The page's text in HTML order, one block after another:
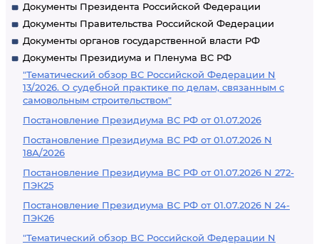
Документы Президента Российской Федерации
Документы Правительства Российской Федерации
Документы органов государственной власти РФ
Документы Президиума и Пленума ВС РФ
"Тематический обзор ВС Российской Федерации N
13/2026. О судебной практике по делам, связанным с
самовольным строительством"
Постановление Президиума ВС РФ от 01.07.2026
Постановление Президиума ВС РФ от 01.07.2026 N
18А/2026
Постановление Президиума ВС РФ от 01.07.2026 N 272-
ПЭК25
Постановление Президиума ВС РФ от 01.07.2026 N 24-
ПЭК26
"Тематический обзор ВС Российской Федерации N